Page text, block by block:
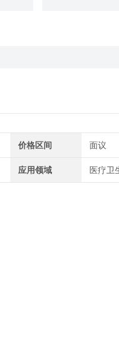
价格区间 面议
应用领域 医疗卫